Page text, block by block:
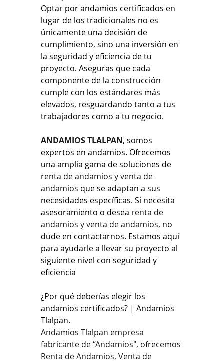
Optar por andamios certificados en
lugar de los tradicionales no es
únicamente una decisión de
cumplimiento, sino una inversión en
la seguridad y eficiencia de tu
proyecto. Aseguras que cada
componente de la construcción
cumple con los estándares más
elevados, resguardando tanto a tus
trabajadores como a tu negocio.
ANDAMIOS TLALPAN, somos
expertos en andamios. Ofrecemos
una amplia gama de soluciones de
renta de andamios y venta de
andamios que se adaptan a sus
necesidades específicas. Si necesita
asesoramiento o desea renta de
andamios y venta de andamios, no
dude en contactarnos. Estamos aquí
para ayudarle a llevar su proyecto al
siguiente nivel con seguridad y
eficiencia
¿Por qué deberías elegir los
andamios certificados? | Andamios
Tlalpan.
Andamios Tlalpan empresa
fabricante de “Andamios", ofrecemos
Renta de Andamios, Venta de